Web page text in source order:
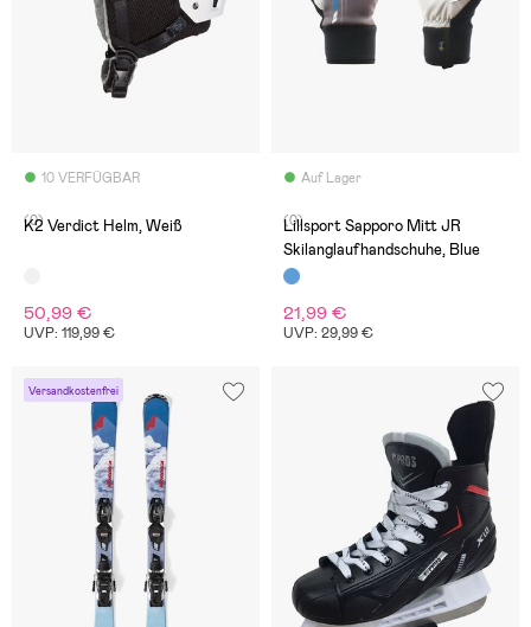
10 VERFÜGBAR
(0)
K2 Verdict Helm, Weiß
50,99 €
UVP: 119,99 €
Auf Lager
(0)
Lillsport Sapporo Mitt JR
Skilanglaufhandschuhe, Blue
21,99 €
UVP: 29,99 €
Versandkostenfrei